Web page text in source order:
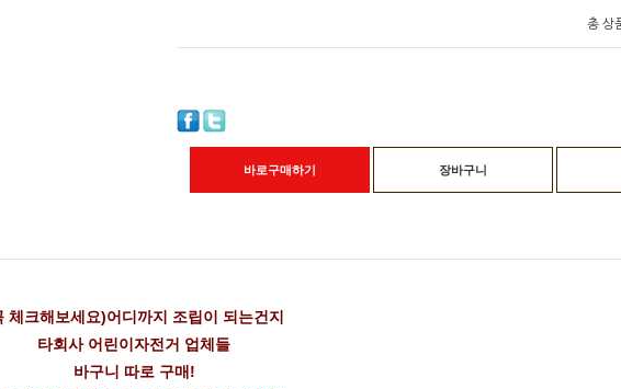
총 상
바로구매하기 장바구니
체크해보세요)어디까지 조립이 되는건지
타회사 어린이자전거 업체들
바구니 따로 구매!